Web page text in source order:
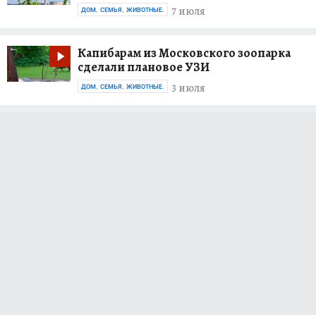
7 июля
ДОМ, СЕМЬЯ, ЖИВОТНЫЕ.
Капибарам из Московского зоопарка
сделали плановое УЗИ
3 июля
ДОМ, СЕМЬЯ, ЖИВОТНЫЕ.